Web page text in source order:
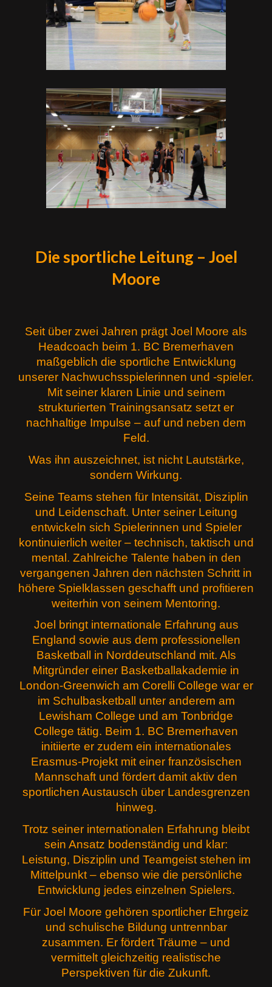
Die sportliche Leitung – Joel
Moore
Seit über zwei Jahren prägt Joel Moore als
Headcoach beim 1. BC Bremerhaven
maßgeblich die sportliche Entwicklung
unserer Nachwuchsspielerinnen und -spieler.
Mit seiner klaren Linie und seinem
strukturierten Trainingsansatz setzt er
nachhaltige Impulse – auf und neben dem
Feld.
Was ihn auszeichnet, ist nicht Lautstärke,
sondern Wirkung.
Seine Teams stehen für Intensität, Disziplin
und Leidenschaft. Unter seiner Leitung
entwickeln sich Spielerinnen und Spieler
kontinuierlich weiter – technisch, taktisch und
mental. Zahlreiche Talente haben in den
vergangenen Jahren den nächsten Schritt in
höhere Spielklassen geschafft und profitieren
weiterhin von seinem Mentoring.
Joel bringt internationale Erfahrung aus
England sowie aus dem professionellen
Basketball in Norddeutschland mit. Als
Mitgründer einer Basketballakademie in
London-Greenwich am Corelli College war er
im Schulbasketball unter anderem am
Lewisham College und am Tonbridge
College tätig. Beim 1. BC Bremerhaven
initiierte er zudem ein internationales
Erasmus-Projekt mit einer französischen
Mannschaft und fördert damit aktiv den
sportlichen Austausch über Landesgrenzen
hinweg.
Trotz seiner internationalen Erfahrung bleibt
sein Ansatz bodenständig und klar:
Leistung, Disziplin und Teamgeist stehen im
Mittelpunkt – ebenso wie die persönliche
Entwicklung jedes einzelnen Spielers.
Für Joel Moore gehören sportlicher Ehrgeiz
und schulische Bildung untrennbar
zusammen. Er fördert Träume – und
vermittelt gleichzeitig realistische
Perspektiven für die Zukunft.